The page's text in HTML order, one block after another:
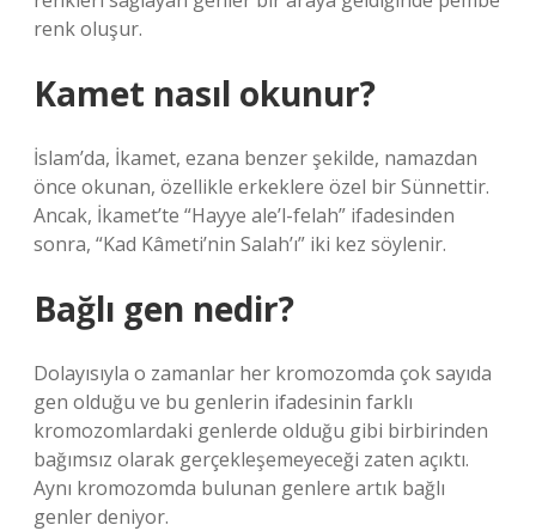
renk oluşur.
Kamet nasıl okunur?
İslam’da, İkamet, ezana benzer şekilde, namazdan
önce okunan, özellikle erkeklere özel bir Sünnettir.
Ancak, İkamet’te “Hayye ale’l-felah” ifadesinden
sonra, “Kad Kâmeti’nin Salah’ı” iki kez söylenir.
Bağlı gen nedir?
Dolayısıyla o zamanlar her kromozomda çok sayıda
gen olduğu ve bu genlerin ifadesinin farklı
kromozomlardaki genlerde olduğu gibi birbirinden
bağımsız olarak gerçekleşemeyeceği zaten açıktı.
Aynı kromozomda bulunan genlere artık bağlı
genler deniyor.